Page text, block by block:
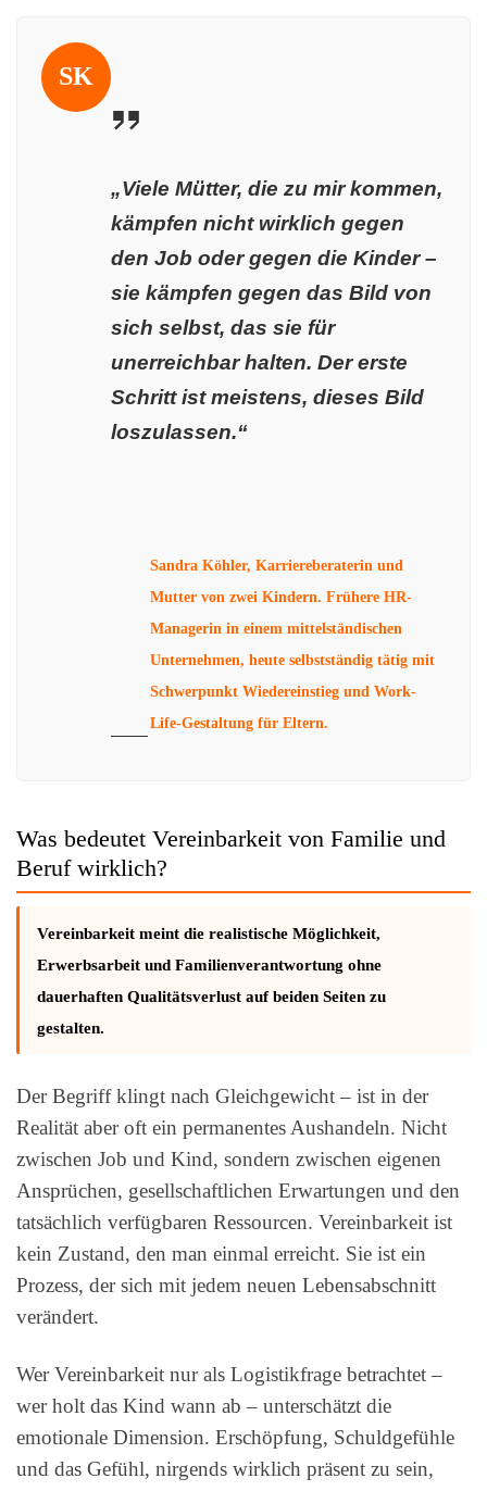
SK
„Viele Mütter, die zu mir kommen,
kämpfen nicht wirklich gegen
den Job oder gegen die Kinder –
sie kämpfen gegen das Bild von
sich selbst, das sie für
unerreichbar halten. Der erste
Schritt ist meistens, dieses Bild
loszulassen.“
Sandra Köhler, Karriereberaterin und
Mutter von zwei Kindern. Frühere HR-
Managerin in einem mittelständischen
Unternehmen, heute selbstständig tätig mit
Schwerpunkt Wiedereinstieg und Work-
Life-Gestaltung für Eltern.
Was bedeutet Vereinbarkeit von Familie und
Beruf wirklich?
Vereinbarkeit meint die realistische Möglichkeit,
Erwerbsarbeit und Familienverantwortung ohne
dauerhaften Qualitätsverlust auf beiden Seiten zu
gestalten.
Der Begriff klingt nach Gleichgewicht – ist in der
Realität aber oft ein permanentes Aushandeln. Nicht
zwischen Job und Kind, sondern zwischen eigenen
Ansprüchen, gesellschaftlichen Erwartungen und den
tatsächlich verfügbaren Ressourcen. Vereinbarkeit ist
kein Zustand, den man einmal erreicht. Sie ist ein
Prozess, der sich mit jedem neuen Lebensabschnitt
verändert.
Wer Vereinbarkeit nur als Logistikfrage betrachtet –
wer holt das Kind wann ab – unterschätzt die
emotionale Dimension. Erschöpfung, Schuldgefühle
und das Gefühl, nirgends wirklich präsent zu sein,